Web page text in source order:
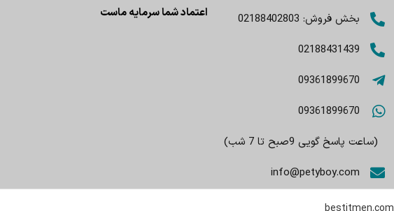
بخش فروش: 02188402803
02188431439
09361899670
09361899670
(ساعت پاسخ گویی 9صبح تا 7 شب)
info@petyboy.com
اعتماد شما سرمایه ماست